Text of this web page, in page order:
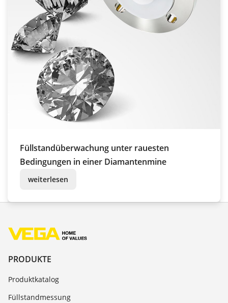
Füllstandüberwachung unter rauesten
Bedingungen in einer Diamantenmine
weiterlesen
PRODUKTE
Produktkatalog
Füllstandmessung